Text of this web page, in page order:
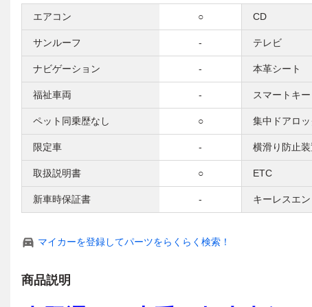
エアコン ○ CD
サンルーフ - テレビ
ナビゲーション - 本革シート
福祉車両 - スマートキー
ペット同乗歴なし ○ 集中ドアロッ
限定車 - 横滑り防止
取扱説明書 ○ ETC
新車時保証書 - キーレスエ
マイカーを登録してパーツをらくらく検索！
商品説明